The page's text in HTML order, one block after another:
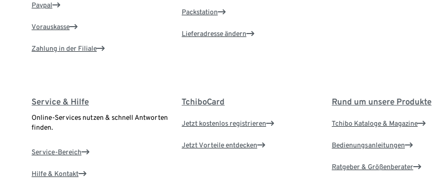
Paypal
Vorauskasse
Zahlung in der Filiale
Packstation
Lieferadresse ändern
Service & Hilfe
Online-Services nutzen & schnell Antworten
finden.
Service-Bereich
Hilfe & Kontakt
TchiboCard
Jetzt kostenlos registrieren
Jetzt Vorteile entdecken
Rund um unsere Produkte
Tchibo Kataloge & Magazine
Bedienungsanleitungen
Ratgeber & Größenberater